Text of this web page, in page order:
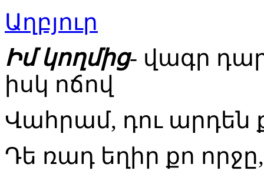
Աղբյուր
Իմ կողմից- վագր
իսկ ոճով
Վահրամ, դու
Դե ռադ եղիր քո